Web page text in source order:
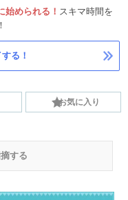
始められる！ スキマ時間を
る！
お気に入り
する